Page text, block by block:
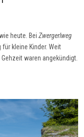
heute. Bei Zwergerlweg
kleine Kinder. Weit
waren angekündigt.